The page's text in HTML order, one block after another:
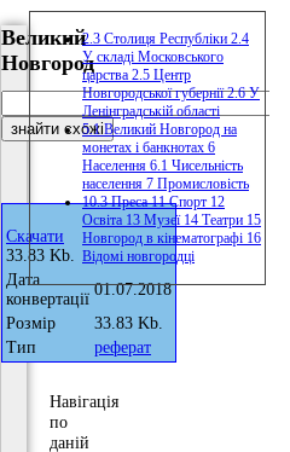
Великий
Новгород
Скачати
33.83 Kb.
Дата
конвертації
01.07.2018
Розмір
33.83 Kb.
Тип
реферат
Навігація
по
даній
2.3 Столиця Республіки 2.4
У складі Московського
царства 2.5 Центр
Новгородської губернії 2.6 У
Ленінградській області
5.1 Великий Новгород на
монетах і банкнотах 6
Населення 6.1 Чисельність
населення 7 Промисловість
10.3 Преса 11 Спорт 12
Освіта 13 Музеї 14 Театри 15
Новгород в кінематографі 16
Відомі новгородці